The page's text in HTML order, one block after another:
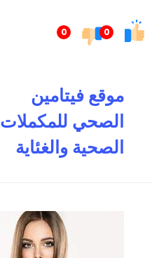
0
0إلى
موقع فيتامين
الصحي للمكملات
الصحية والغئاية